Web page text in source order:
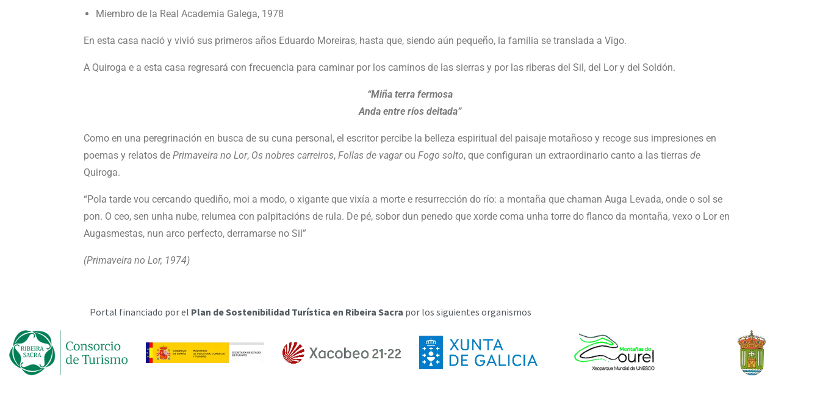
Miembro de la Real Academia Galega, 1978
En esta casa nació y vivió sus primeros años Eduardo Moreiras, hasta que, siendo aún pequeño, la familia se translada a Vigo.
A Quiroga e a esta casa regresará con frecuencia para caminar por los caminos de las sierras y por las riberas del Sil, del Lor y del Soldón.
“Miña terra fermosa
Anda entre ríos deitada”
Como en una peregrinación en busca de su cuna personal, el escritor percibe la belleza espiritual del paisaje motañoso y recoge sus impresiones en
poemas y relatos de Primaveira no Lor, Os nobres carreiros, Follas de vagarou Fogo solto, que configuran un extraordinario canto a las tierras de
Quiroga.
“Pola tarde vou cercando quediño, moi a modo, o xigante que vixía a morte e resurrección do río: a montaña que chaman Auga Levada, onde o sol se
pon. O ceo, sen unha nube, relumea con palpitacións de rula. De pé, sobor dun penedo que xorde coma unha torre do flanco da montaña, vexo o Lor en
Augasmestas, nun arco perfecto, derramarse no Sil”
(Primaveira no Lor, 1974)
Portal financiado por el Plan de Sostenibilidad Turística en Ribeira Sacra por los siguientes organismos